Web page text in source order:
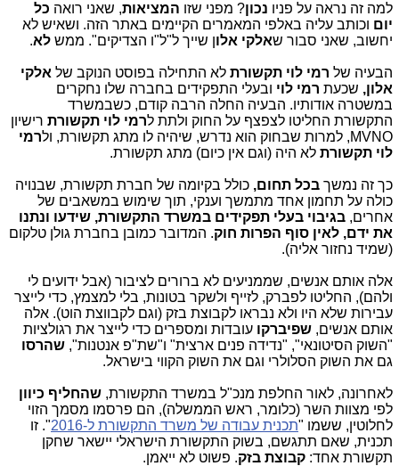
למה זה נראה על פניו נכון? מפני שזו המציאות, שאני רואה כל
יום וכותב עליה באלפי המאמרים הקיימים באתר הזה. ושאיש לא
יחשוב, שאני סבור שאלקי אלון שייך ל"ל"ו הצדיקים". ממש לא.
הבעיה של רמי לוי תקשורת לא התחילה בפוסט הנוקב של אלקי
אלון, שכעת רמי לוי ובעלי התפקידים בחברה שלו נחקרים
במשטרה אודותיו. הבעיה החלה הרבה קודם, כשבמשרד
התקשורת החליטו לצפצף על החוק ולתת לרמי לוי תקשורת רישיון
MVNO, למרות שבחוק הוא נדרש, שיהיה לו מתג תקשורת, ול
רמי
לוי תקשורת לא היה (וגם אין כיום) מתג תקשורת.
כך זה נמשך בכל תחום, כולל בקיומה של חברת תקשורת, שבנויה
כולה על תחמון אחד מתמשך וענקי, תוך שימוש במשאבים של
אחרים, בגיבוי בעלי תפקידים במשרד התקשורת, שידעו ונתנו
את ידם, לאין סוף הפרות חוק. המדובר כמובן בחברת גולן טלקום
(שמיד נחזור אליה).
אלה אותם אנשים, שממניעים לא ברורים לציבור (אבל ידועים לי
ולהם), החליטו לפברק, לזייף ולשקר בטונות, בלי למצמץ, כדי לייצר
עבירות שלא היו ולא נבראו לקבוצת בזק (וגם לקבווצת הוט). אלה
אותם אנשים, שפיברקו עובדות ומספרים כדי לייצר את רגולציות
"השוק הסיטונאי", "נדידה פנים ארצית" ו"שת"פ אנטנות", שהרסו
גם את השוק הסלולרי וגם את השוק הקווי בישראל.
לאחרונה, לאור החלפת מנכ"ל במשרד התקשורת, שהחליף כיוון
לפי מצוות השר (כלומר, ראש הממשלה), הם פרסמו מסמך הזוי
לחלוטין, ששמו "תכנית עבודה של משרד התקשורת ל-2016
". זו
תכנית, שאם תתגשם, בשוק התקשורת הישראלי יישאר שחקן
תקשורת אחד: קבוצת בזק. פשוט לא ייאמן.